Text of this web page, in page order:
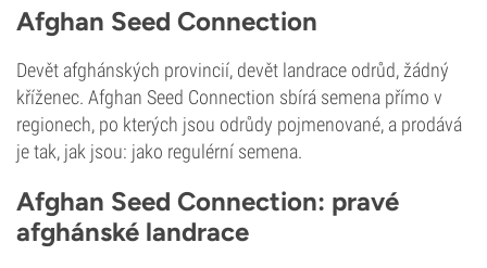
Afghan Seed Connection
Devět afghánských provincií, devět landrace odrůd, žádný
kříženec. Afghan Seed Connection sbírá semena přímo v
regionech, po kterých jsou odrůdy pojmenované, a prodává
je tak, jak jsou: jako regulérní semena.
Afghan Seed Connection: pravé
afghánské landrace